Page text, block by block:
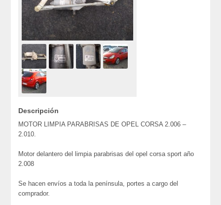
Descripción
MOTOR LIMPIA PARABRISAS DE OPEL CORSA 2.006 –
2.010.
Motor delantero del limpia parabrisas del opel corsa sport año
2.008
Se hacen envíos a toda la península, portes a cargo del
comprador.